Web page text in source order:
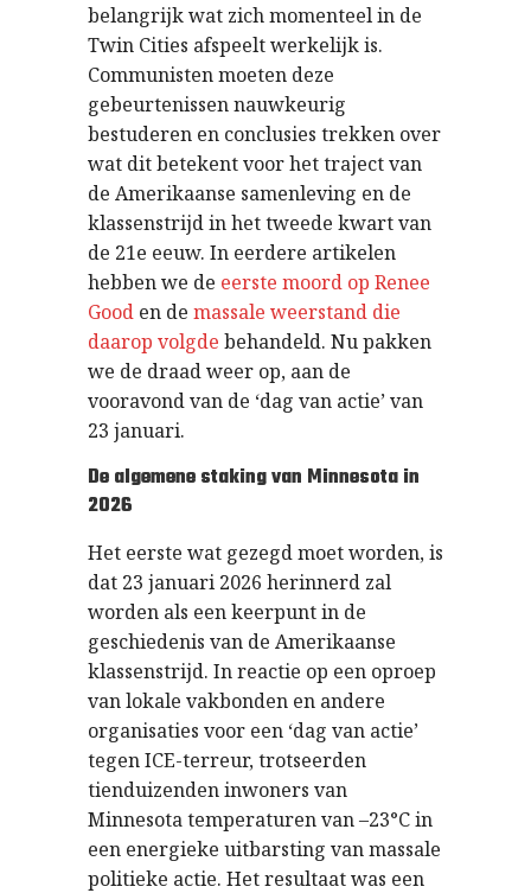
belangrijk wat zich momenteel in de
Twin Cities afspeelt werkelijk is.
Communisten moeten deze
gebeurtenissen nauwkeurig
bestuderen en conclusies trekken over
wat dit betekent voor het traject van
de Amerikaanse samenleving en de
klassenstrijd in het tweede kwart van
de 21e eeuw. In eerdere artikelen
hebben we de eerste moord op Renee
Good en de massale weerstand die
daarop volgde behandeld. Nu pakken
we de draad weer op, aan de
vooravond van de ‘dag van actie’ van
23 januari.
De algemene staking van Minnesota in
2026
Het eerste wat gezegd moet worden, is
dat 23 januari 2026 herinnerd zal
worden als een keerpunt in de
geschiedenis van de Amerikaanse
klassenstrijd. In reactie op een oproep
van lokale vakbonden en andere
organisaties voor een ‘dag van actie’
tegen ICE-terreur, trotseerden
tienduizenden inwoners van
Minnesota temperaturen van –23°C in
een energieke uitbarsting van massale
politieke actie. Het resultaat was een